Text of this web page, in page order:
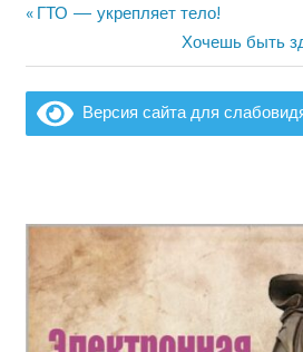
Навигация
по
записям
Предыдущая
ГТО — укрепляет тело!
Следующая
запись:
Хочешь быть
Версия сайта для